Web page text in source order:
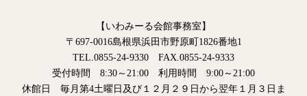
【いわみーる会館事務室】
〒697-0016島根県浜田市野原町1826番地1
TEL.0855-24-9330 FAX.0855-24-9333
受付時間 8:30～21:00 利用時間 9:00～21:00
休館日 毎月第4土曜日及び１２月２９日から翌年１月３日ま